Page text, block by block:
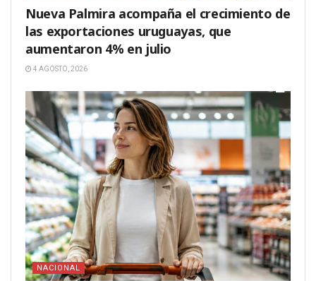
Nueva Palmira acompaña el crecimiento de
las exportaciones uruguayas, que
aumentaron 4% en julio
4 AGOSTO, 2026
NACIONAL